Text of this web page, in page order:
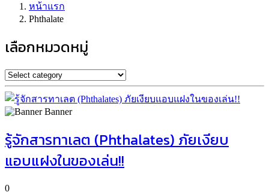
หน้าแรก
Phthalate
เลือกหมวดหมู่
Banner
รู้จักสารทาเลต (Phthalates) ภัยเงียบ
แอบแฝงในของเล่น!!
0